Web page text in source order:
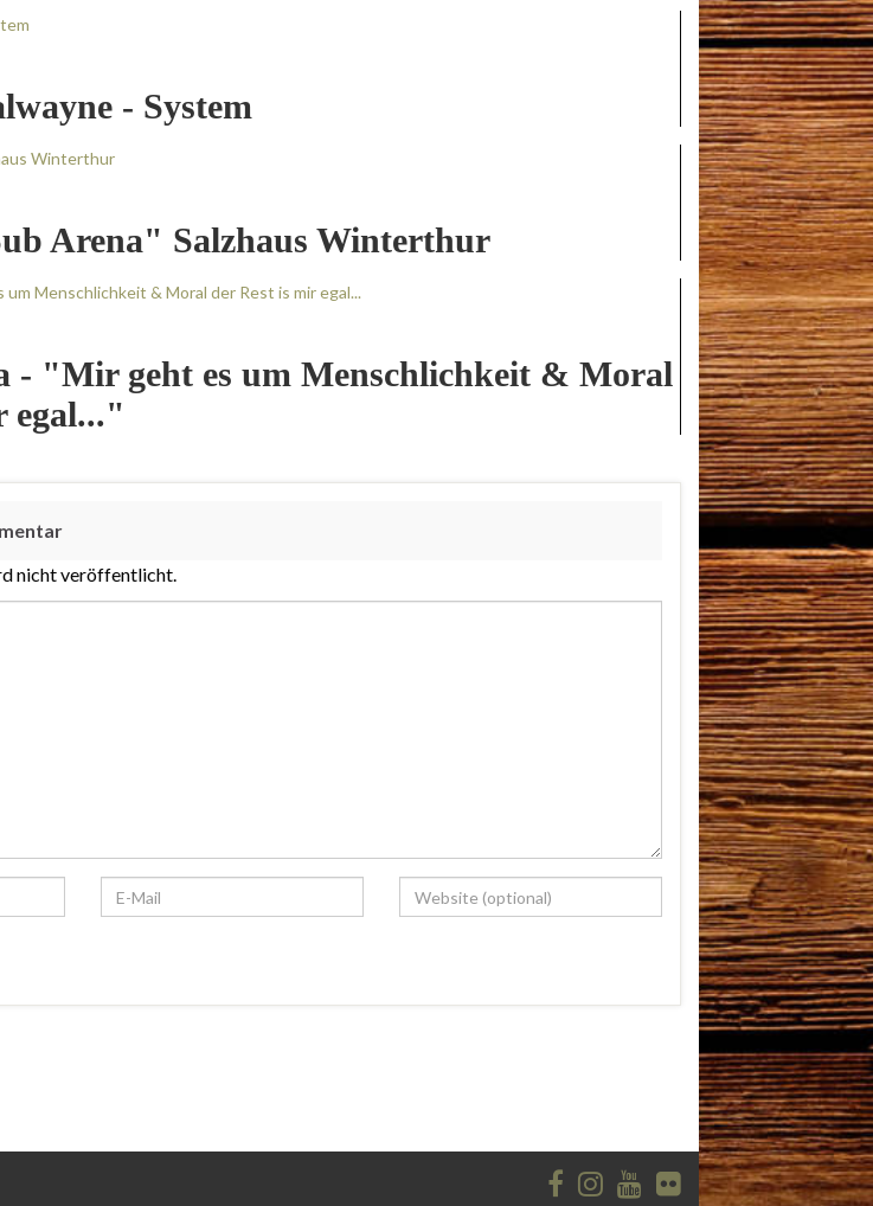
- System
Arena" Salzhaus Winterthur
- "Mir geht es um Menschlichkeit & Moral
egal..."
nicht veröffentlicht.